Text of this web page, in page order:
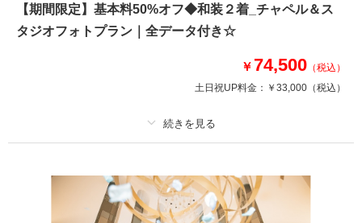
フォトウェディングの後に提携会場でお食事を♪
ケーキや記念品贈呈などのセレモニーも可能！
【期間限定】基本料50%オフ◆和装２着_チャペル＆ス
タジオフォトプラン｜全データ付き☆
￥ 74,500 （税込）
土日祝UP料金： ￥33,000 （税込）
新婦衣装2着 新郎衣装1着
ヘアメイク